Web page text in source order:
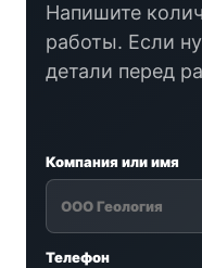
Напишите
работы. Если
детали перед
Компания или имя
Телефон